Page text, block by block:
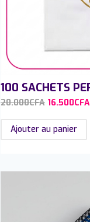
100 SACHETS
20.000CFA 16.500CFA
Ajouter au panier